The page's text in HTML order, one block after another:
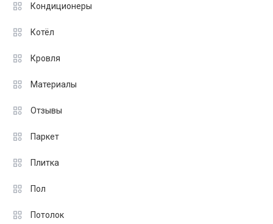
Кондиционеры
Котёл
Кровля
Материалы
Отзывы
Паркет
Плитка
Пол
Потолок